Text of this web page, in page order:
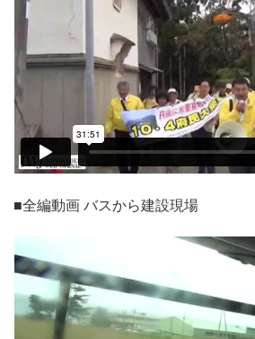
■全編動画 バスから建設現場